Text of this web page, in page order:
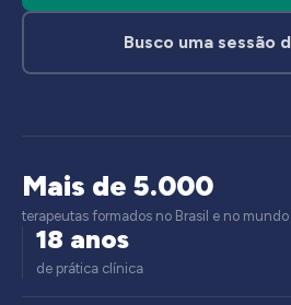
Busco uma sessão
Mais de 5.000
terapeutas formados no Brasil e no mundo
18 anos
de prática clínica